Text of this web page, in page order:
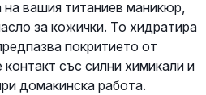
вашия титаниев маникюр,
за кожички. То хидратира
покритието от
със силни химикали и
домакинска работа.